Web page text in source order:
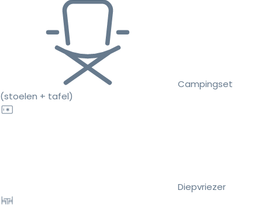
Campingset
(stoelen + tafel)
Diepvriezer